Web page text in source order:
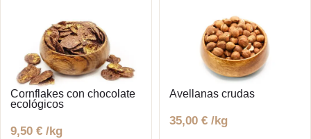
Cornflakes con chocolate
ecológicos
9,50 € /kg
Avellanas crudas
35,00 € /kg